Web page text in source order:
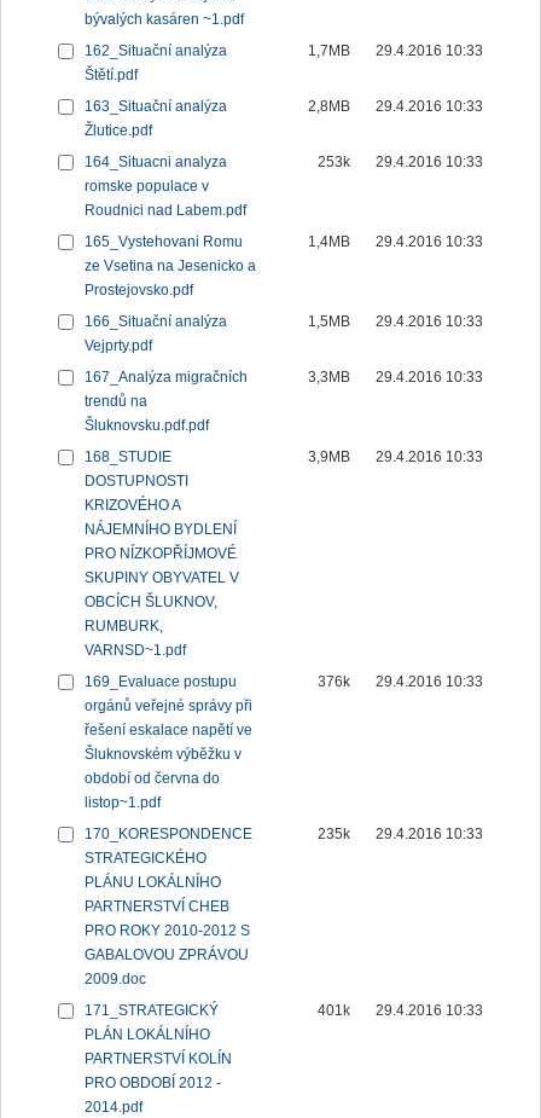
bývalých kasáren ~1.pdf
162_Situační analýza
Štětí.pdf
1,7MB 29.4.2016 10:33
163_Situační analýza
Žlutice.pdf
2,8MB 29.4.2016 10:33
164_Situacni analyza
romske populace v
Roudnici nad Labem.pdf
253k 29.4.2016 10:33
165_Vystehovani Romu
ze Vsetina na Jesenicko a
Prostejovsko.pdf
1,4MB 29.4.2016 10:33
166_Situační analýza
Vejprty.pdf
1,5MB 29.4.2016 10:33
167_Analýza migračních
trendů na
Šluknovsku.pdf.pdf
3,3MB 29.4.2016 10:33
168_STUDIE
DOSTUPNOSTI
KRIZOVÉHO A
NÁJEMNÍHO BYDLENÍ
PRO NÍZKOPŘÍJMOVÉ
SKUPINY OBYVATEL V
OBCÍCH ŠLUKNOV,
RUMBURK,
VARNSD~1.pdf
3,9MB 29.4.2016 10:33
169_Evaluace postupu
orgánů veřejné správy při
řešení eskalace napětí ve
Šluknovském výběžku v
období od června do
listop~1.pdf
376k 29.4.2016 10:33
170_KORESPONDENCE
STRATEGICKÉHO
PLÁNU LOKÁLNÍHO
PARTNERSTVÍ CHEB
PRO ROKY 2010-2012 S
GABALOVOU ZPRÁVOU
2009.doc
235k 29.4.2016 10:33
171_STRATEGICKÝ
PLÁN LOKÁLNÍHO
PARTNERSTVÍ KOLÍN
PRO OBDOBÍ 2012 -
2014.pdf
401k 29.4.2016 10:33